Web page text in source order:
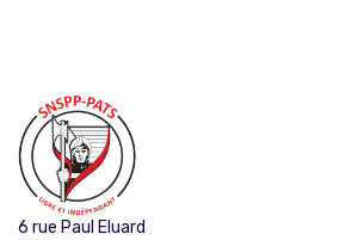
6 rue Paul Eluard